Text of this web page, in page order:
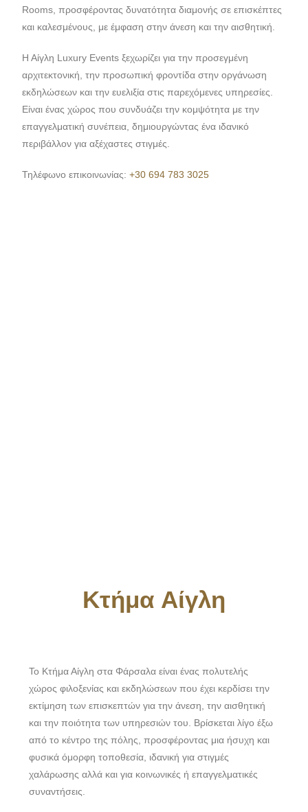
Rooms, προσφέροντας δυνατότητα διαμονής σε επισκέπτες
και καλεσμένους, με έμφαση στην άνεση και την αισθητική.
Η Αίγλη Luxury Events ξεχωρίζει για την προσεγμένη
αρχιτεκτονική, την προσωπική φροντίδα στην οργάνωση
εκδηλώσεων και την ευελιξία στις παρεχόμενες υπηρεσίες.
Είναι ένας χώρος που συνδυάζει την κομψότητα με την
επαγγελματική συνέπεια, δημιουργώντας ένα ιδανικό
περιβάλλον για αξέχαστες στιγμές.
Τηλέφωνο επικοινωνίας:+30 694 783 3025
Κτήμα Αίγλη
Το Κτήμα Αίγλη στα Φάρσαλα είναι ένας πολυτελής
χώρος φιλοξενίας και εκδηλώσεων που έχει κερδίσει την
εκτίμηση των επισκεπτών για την άνεση, την αισθητική
και την ποιότητα των υπηρεσιών του. Βρίσκεται λίγο έξω
από το κέντρο της πόλης, προσφέροντας μια ήσυχη και
φυσικά όμορφη τοποθεσία, ιδανική για στιγμές
χαλάρωσης αλλά και για κοινωνικές ή επαγγελματικές
συναντήσεις.